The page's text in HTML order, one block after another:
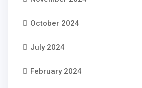
October 2024
July 2024
February 2024